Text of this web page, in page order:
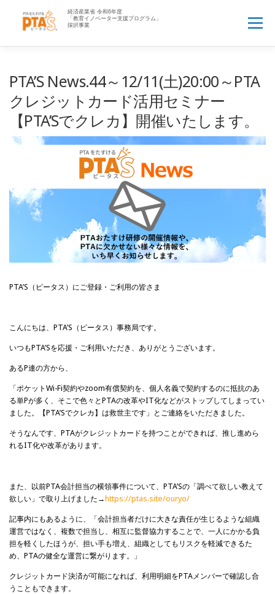
メニュー
PTAお役立ち情報▼ 先生へ 企業の方へ▼
よくある質問
PTA’S News.44～12/11(土)20:00～PTA
クレジットカード活用セミナー
【PTA’Sでクレカ】開催いたします。
PTA’S（ピータス）にご登録・ご利用の皆さま
こんにちは、PTA’S（ピータス）事務局です。
いつもPTA’Sを応援・ご利用いただき、ありがとうございます。
あるP連の方から、
「ポケットWi-Fi契約やzoom有償契約を、個人名義で契約するのに抵抗のあ
る単Pが多く、そこで色々とPTAの改革やIT化などがストップしてしまってい
ました。【PTA’Sでクレカ】は救世主です」とご連絡をいただきました。
そうなんです、PTAがクレジットカードを持つことができれば、推し進めら
れるIT化や改革があります。
また、以前PTA会計担当の横領事件について、PTA’Sの「調べて欲しい教えて
欲しい」で取り上げました→https://ptas.site/ouryo/
記事内にもあるように、「会計担当者だけに大きな責任が生じるような組織
運営ではなく、複数で担当し、相互に監督協力することで、一人にかかる負
担を軽くしたほうが、担い手も増え、組織としてもリスクを軽減できるた
め、PTAの健全な運営に繋がります。」
クレジットカード決済が可能になれば、利用明細をPTAメンバーで確認し合
うこともできます。